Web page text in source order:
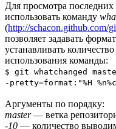
Для просмотра
использовать команду
(http://schacon.github.com/
позволяет задавать
устанавливать
использования команды:
$ git whatchanged
-pretty=format:"%H
Аргументы по порядку:
master— ветка
-10 — количество